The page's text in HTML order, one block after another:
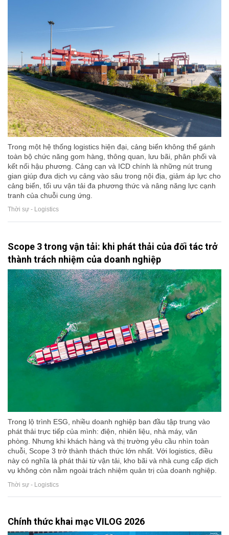
Trong một hệ thống logistics hiện đại, cảng biển không thể gánh
toàn bộ chức năng gom hàng, thông quan, lưu bãi, phân phối và
kết nối hậu phương. Cảng cạn và ICD chính là những nút trung
gian giúp đưa dịch vụ cảng vào sâu trong nội địa, giảm áp lực cho
cảng biển, tối ưu vận tải đa phương thức và nâng năng lực cạnh
tranh của chuỗi cung ứng.
Thời sự - Logistics
Scope 3 trong vận tải: khi phát thải của đối tác trở
thành trách nhiệm của doanh nghiệp
Trong lộ trình ESG, nhiều doanh nghiệp ban đầu tập trung vào
phát thải trực tiếp của mình: điện, nhiên liệu, nhà máy, văn
phòng. Nhưng khi khách hàng và thị trường yêu cầu nhìn toàn
chuỗi, Scope 3 trở thành thách thức lớn nhất. Với logistics, điều
này có nghĩa là phát thải từ vận tải, kho bãi và nhà cung cấp dịch
vụ không còn nằm ngoài trách nhiệm quản trị của doanh nghiệp.
Thời sự - Logistics
Chính thức khai mạc VILOG 2026